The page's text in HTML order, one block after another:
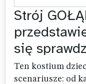
Strój
się
Ten kostium
scenariusze: od